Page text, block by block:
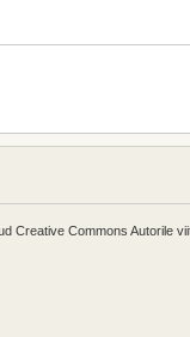
Creative Commons Autorile